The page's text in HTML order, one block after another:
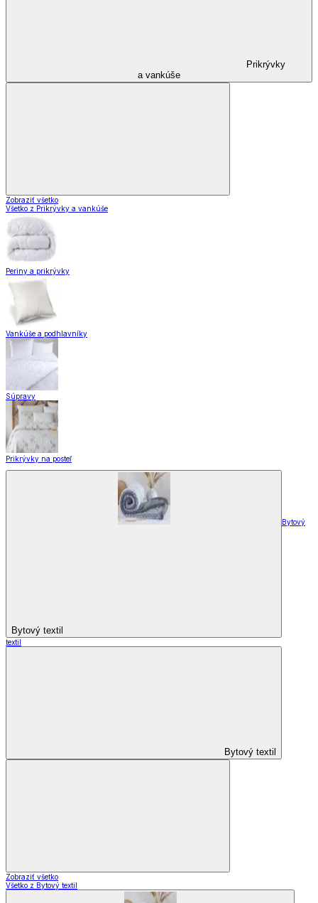
Prikrývky
a vankúše
Zobraziť všetko
Všetko z Prikrývky a vankúše
Periny a prikrývky
Vankúše a podhlavníky
Súpravy
Prikrývky na posteľ
Bytový textil
Bytový
textil
Bytový textil
Zobraziť všetko
Všetko z Bytový textil